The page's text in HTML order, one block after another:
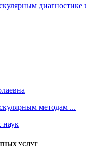
диагностике
методам ...
наук
УСЛУГ